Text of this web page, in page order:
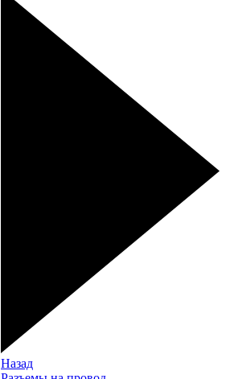
Назад